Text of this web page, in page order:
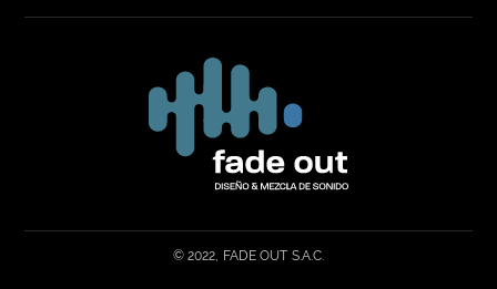
© 2022, FADE OUT S.A.C.